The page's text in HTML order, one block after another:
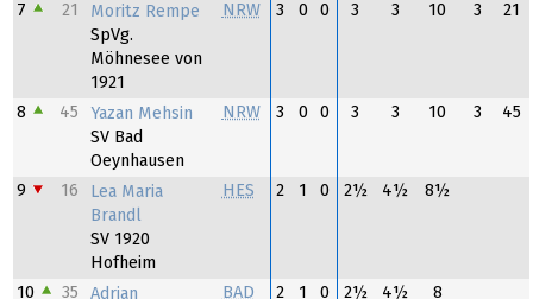
7 21
Moritz Rempe
SpVg.
Möhnesee von
1921
NRW 3 0 0 3 3 10 3 21
8 45
Yazan Mehsin
SV Bad
Oeynhausen
NRW 3 0 0 3 3 10 3 45
9 16
Lea Maria
Brandl
SV 1920
Hofheim
HES 2 1 0 2½ 4½ 8½
10 35
Adrian
BAD 2 1 0 2½ 4½ 8